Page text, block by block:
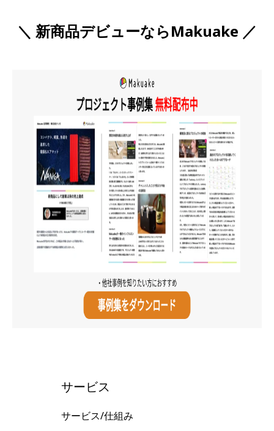
＼ 新商品デビューならMakuake ／
サービス
サービス/仕組み